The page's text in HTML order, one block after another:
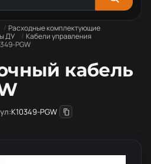
Расходные комплектующие
ДУ
Кабели управления
PGW
кабель
K10349-PGW